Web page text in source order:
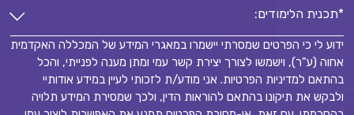
*תכנית הלימודים:
*
*תכנית הלימודים:
ידוע לי כי הפרטים שמסרתי יישמרו במאגרי המידע של המכללה האקדמית
אחוה (ע"ר), וישמשו לצורך יצירת קשר עמי ומתן מענה לפנייתי, והכל
בהתאם למדיניות הפרטיות. אני מודע/ת לזכותי לעיין במידע אודותיי
ולבקש את תיקונו בהתאם להוראות הדין, ולכך שמסירת המידע תלויה